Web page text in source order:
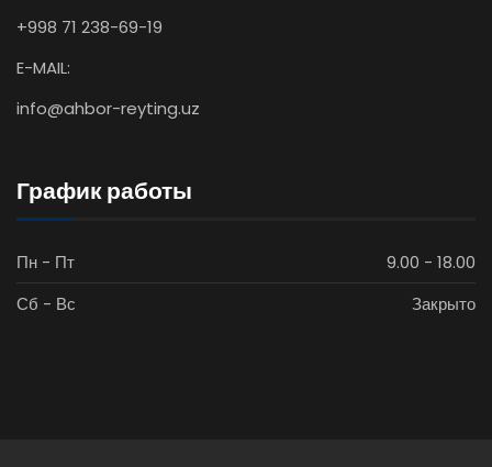
+998 71 238-69-19
E-MAIL:
info@ahbor-reyting.uz
График работы
Пн - Пт
9.00 - 18.00
Сб - Вс
Закрыто